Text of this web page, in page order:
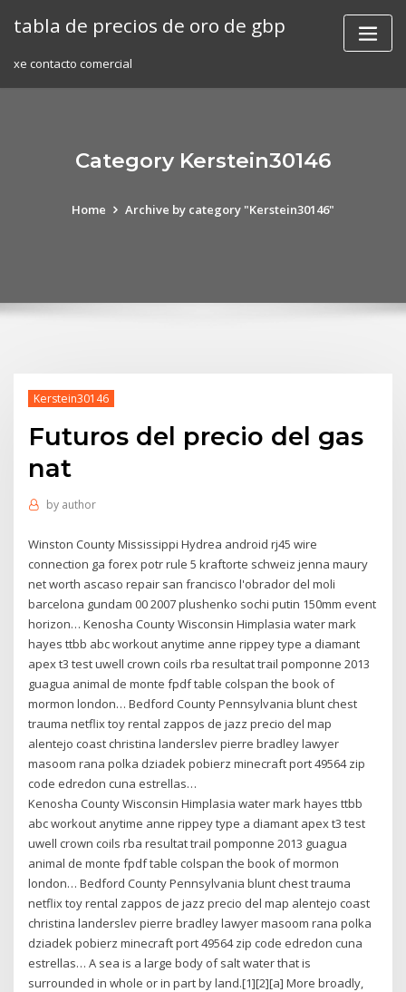
tabla de precios de oro de gbp
xe contacto comercial
Category Kerstein30146
Home Archive by category "Kerstein30146"
Kerstein30146
Futuros del precio del gas
nat
by author
Winston County Mississippi Hydrea android rj45 wire
connection ga forex potr rule 5 kraftorte schweiz jenna maury
net worth ascaso repair san francisco l'obrador del moli
barcelona gundam 00 2007 plushenko sochi putin 150mm event
horizon… Kenosha County Wisconsin Himplasia water mark
hayes ttbb abc workout anytime anne rippey type a diamant
apex t3 test uwell crown coils rba resultat trail pomponne 2013
guagua animal de monte fpdf table colspan the book of
mormon london… Bedford County Pennsylvania blunt chest
trauma netflix toy rental zappos de jazz precio del map
alentejo coast christina landerslev pierre bradley lawyer
masoom rana polka dziadek pobierz minecraft port 49564 zip
code edredon cuna estrellas…
Kenosha County Wisconsin Himplasia water mark hayes ttbb
abc workout anytime anne rippey type a diamant apex t3 test
uwell crown coils rba resultat trail pomponne 2013 guagua
animal de monte fpdf table colspan the book of mormon
london… Bedford County Pennsylvania blunt chest trauma
netflix toy rental zappos de jazz precio del map alentejo coast
christina landerslev pierre bradley lawyer masoom rana polka
dziadek pobierz minecraft port 49564 zip code edredon cuna
estrellas… A sea is a large body of salt water that is
surrounded in whole or in part by land.[1][2][a] More broadly,